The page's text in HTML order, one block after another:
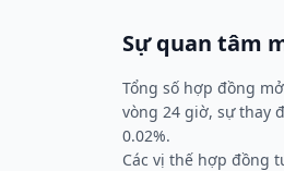
Sự quan tâm
Tổng số hợp đồng
vòng 24 giờ, sự thay
0.02%.
Các vị thế hợp đồng